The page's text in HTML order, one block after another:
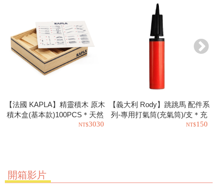
【法國 KAPLA】精靈積木 原木
積木盒(基本款)100PCS＊天然
松木益智操作幼教積木3030
【義大利 Rody】跳跳馬 配件系
列-專用打氣筒(充氣筒)/支＊充
氣工具.充氣球.玩具也可以使用
150
開箱影片